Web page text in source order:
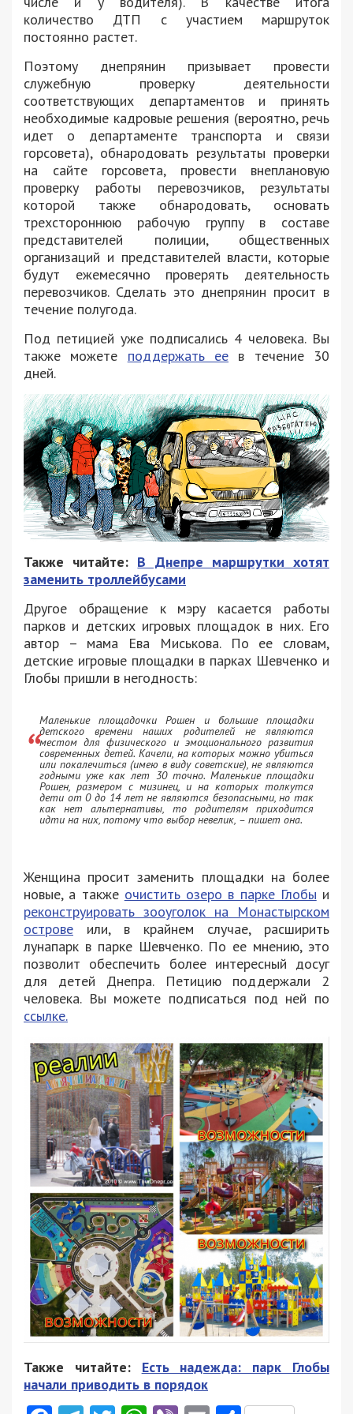
количество ДТП с участием маршруток
постоянно растет.
Поэтому днепрянин призывает провести
служебную проверку деятельности
соответствующих департаментов и принять
необходимые кадровые решения (вероятно, речь
идет о департаменте транспорта и связи
горсовета), обнародовать результаты проверки
на сайте горсовета, провести внеплановую
проверку работы перевозчиков, результаты
которой также обнародовать, основать
трехстороннюю рабочую группу в составе
представителей полиции, общественных
организаций и представителей власти, которые
будут ежемесячно проверять деятельность
перевозчиков. Сделать это днепрянин просит в
течение полугода.
Под петицией уже подписались 4 человека. Вы
также можете поддержать ее в течение 30
дней.
Также читайте: В Днепре маршрутки хотят
заменить троллейбусами
Другое обращение к мэру касается работы
парков и детских игровых площадок в них. Его
автор – мама Ева Миськова. По ее словам,
детские игровые площадки в парках Шевченко и
Глобы пришли в негодность:
Маленькие площадочки Рошен и большие площадки
детского времени наших родителей не являются
местом для физического и эмоционального развития
современных детей. Качели, на которых можно убиться
или покалечиться (имею в виду советские), не являются
годными уже как лет 30 точно. Маленькие площадки
Рошен, размером с мизинец, и на которых толкутся
дети от 0 до 14 лет не являются безопасными, но так
как нет альтернативы, то родителям приходится
идти на них, потому что выбор невелик, – пишет она.
Женщина просит заменить площадки на более
новые, а также очистить озеро в парке Глобы и
реконструировать зооуголок на Монастырском
острове или, в крайнем случае, расширить
лунапарк в парке Шевченко. По ее мнению, это
позволит обеспечить более интересный досуг
для детей Днепра. Петицию поддержали 2
человека. Вы можете подписаться под ней по
ссылке.
Также читайте: Есть надежда: парк Глобы
начали приводить в порядок